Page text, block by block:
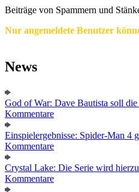
Beiträge von Spammern und
Nur angemeldete Benutzer
News
God of War: Dave Bautista soll
Kommentare
Einspielergebnisse: Spider-Man 4
Kommentare
Crystal Lake: Die Serie wird
Kommentare